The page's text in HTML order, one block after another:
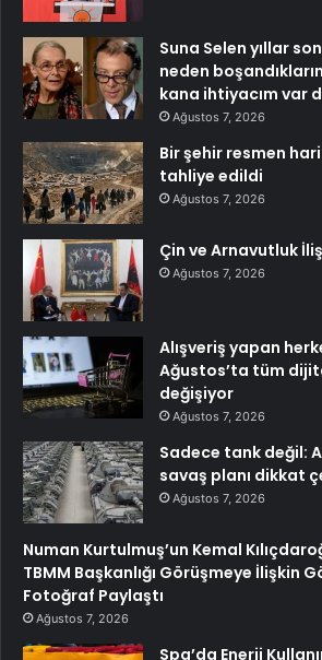
Suna Selen yıllar
neden
kana ihtiyacım var
Ağustos 7, 2026
Bir şehir resmen
tahliye edildi
Ağustos 7, 2026
Çin ve Arnavutluk
Ağustos 7, 2026
Alışveriş yapan
Ağustos’ta tüm
değişiyor
Ağustos 7, 2026
Sadece tank değil:
savaş planı dikkat
Ağustos 7, 2026
Numan Kurtulmuş’un Kemal
TBMM Başkanlığı Görüşmeye İlişkin
Fotoğraf Paylaştı
Ağustos 7, 2026
Spa’da Enerji